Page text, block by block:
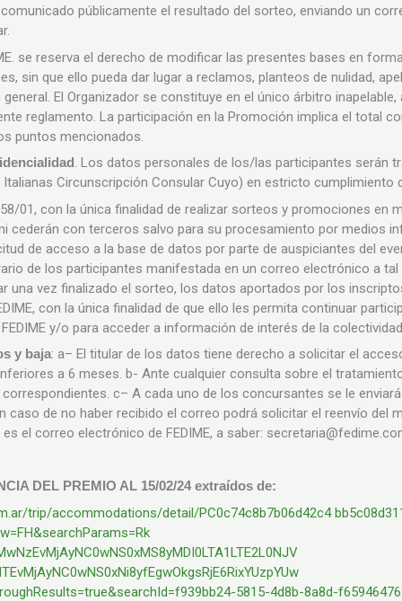
públicamente el resultado del sorteo, enviando un
se reserva el derecho de modificar las presentes bases en
sin que ello pueda dar lugar a reclamos, planteos de nulidad,
El Organizador se constituye en el único árbitro
reglamento. La participación en la Promoción implica el total
puntos mencionados.
. Los datos personales de los/las participantes serán
Circunscripción Consular Cuyo) en estricto cumplimiento
01, con la única finalidad de realizar sorteos y promociones en
cederán con terceros salvo para su procesamiento por medios
de acceso a la base de datos por parte de auspiciantes del
de los participantes manifestada en un correo electrónico a
una vez finalizado el sorteo, los datos aportados por los
con la única finalidad de que ello les permita continuar
y/o para acceder a información de interés de la
y baja: a– El titular de los datos tiene derecho a solicitar el
a 6 meses. b- Ante cualquier consulta sobre el
c– A cada uno de los concursantes se le
caso de no haber recibido el correo podrá solicitar el reenvío del
el correo electrónico de FEDIME, a saber:
DEL PREMIO AL 15/02/24 extraídos de:
trip/accommodations/detail/PC0c74c8b7b06d42c4
5815-4d8b-8a8d-